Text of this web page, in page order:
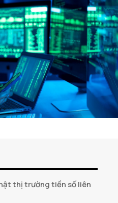
thị trường tiền số liên